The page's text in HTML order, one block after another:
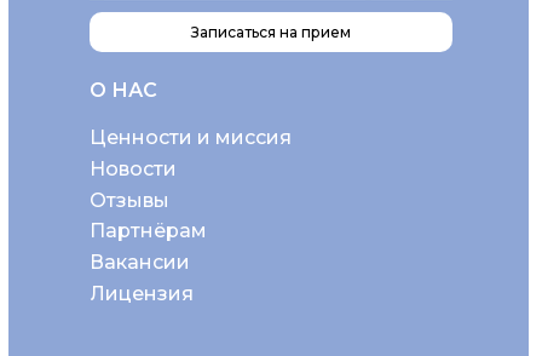
О НАС
Ценности и миссия
Новости
Отзывы
Партнёрам
Вакансии
Лицензия
Записаться на прием